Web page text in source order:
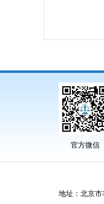
官方微信
地址：北京